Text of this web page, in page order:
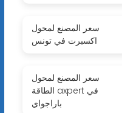
سعر المصنع لمحول
اكسبرت في تونس
سعر المصنع لمحول
الطاقة axpert في
باراجواي